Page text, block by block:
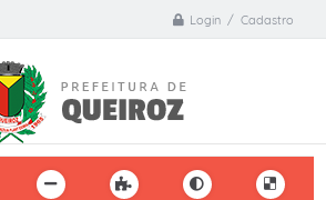
Login / Cadastro